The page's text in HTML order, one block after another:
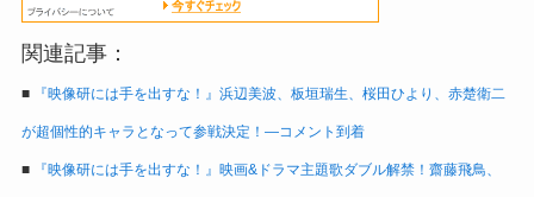
関連記事：
■ 『映像研には手を出すな！』浜辺美波、板垣瑞生、桜田ひより、赤楚衛二
が超個性的キャラとなって参戦決定！―コメント到着
■ 『映像研には手を出すな！』映画&ドラマ主題歌ダブル解禁！齋藤飛鳥、